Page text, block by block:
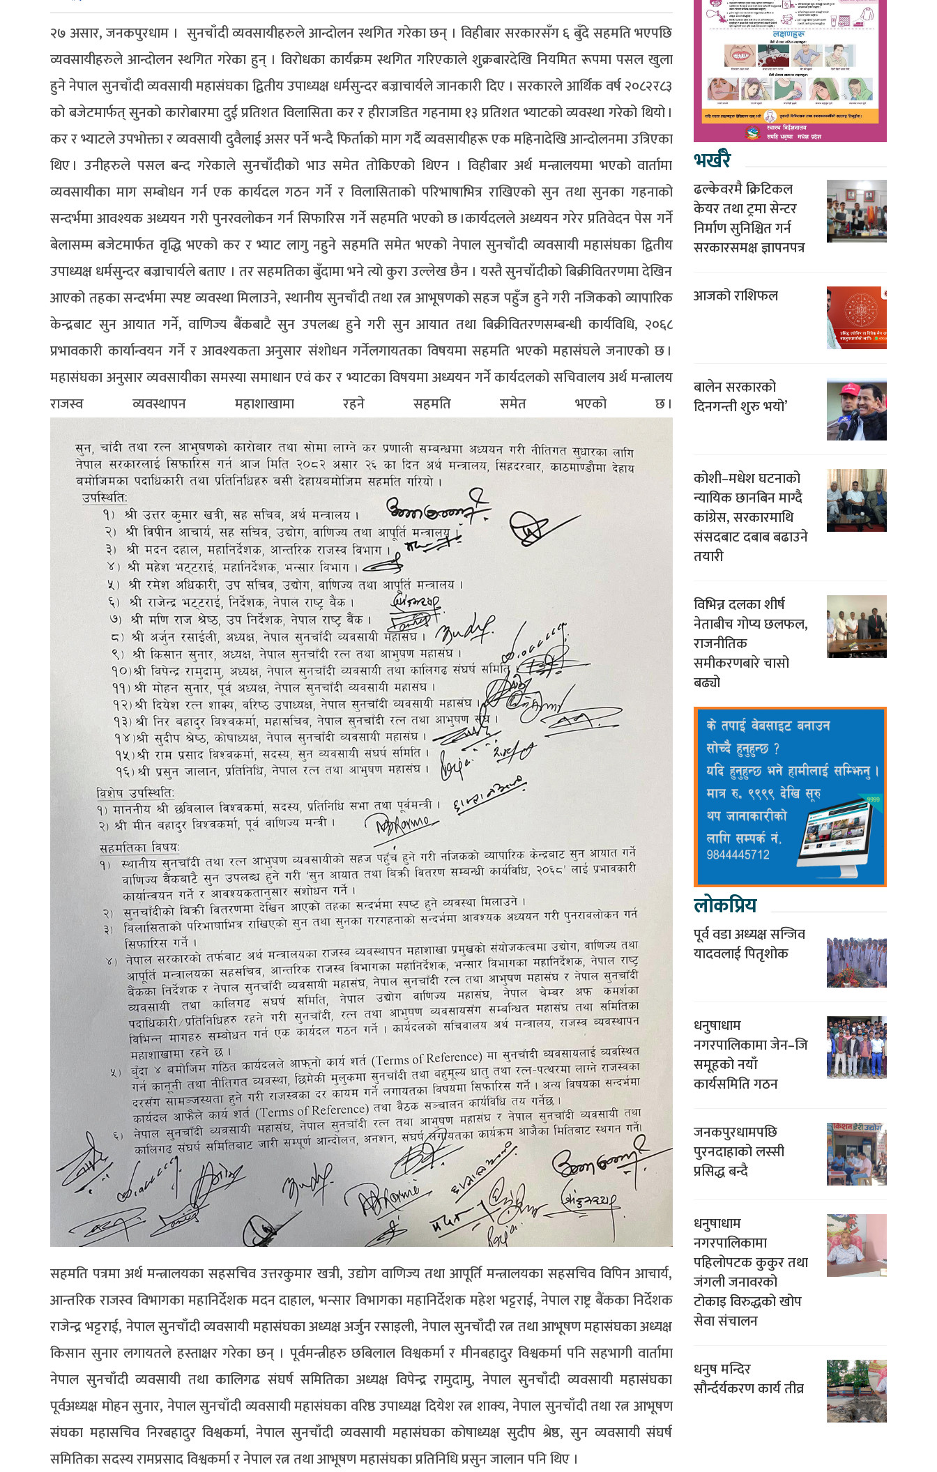
२७ असार, जनकपुरधाम । सुनचाँदी व्यवसायीहरुले आन्दोलन स्थगित गरेका छन् । विहीबार सरकारसँग ६ बुँदे सहमति भएपछि
व्यवसायीहरुले आन्दोलन स्थगित गरेका हुन् । विरोधका कार्यक्रम स्थगित गरिएकाले शुक्रबारदेखि नियमित रूपमा पसल खुला
हुने नेपाल सुनचाँदी व्यवसायी महासंघका द्वितीय उपाध्यक्ष धर्मसुन्दर बज्राचार्यले जानकारी दिए । सरकारले आर्थिक वर्ष २०८२र८३
को बजेटमार्फत् सुनको कारोबारमा दुई प्रतिशत विलासिता कर र हीराजडित गहनामा १३ प्रतिशत भ्याटको व्यवस्था गरेको थियो ।
कर र भ्याटले उपभोक्ता र व्यवसायी दुवैलाई असर पर्ने भन्दै फिर्ताको माग गर्दै व्यवसायीहरू एक महिनादेखि आन्दोलनमा उत्रिएका
थिए । उनीहरुले पसल बन्द गरेकाले सुनचाँदीको भाउ समेत तोकिएको थिएन । विहीबार अर्थ मन्त्रालयमा भएको वार्तामा
व्यवसायीका माग सम्बोधन गर्न एक कार्यदल गठन गर्ने र विलासिताको परिभाषाभित्र राखिएको सुन तथा सुनका गहनाको
सन्दर्भमा आवश्यक अध्ययन गरी पुनरवलोकन गर्न सिफारिस गर्ने सहमति भएको छ ।कार्यदलले अध्ययन गरेर प्रतिवेदन पेस गर्ने
बेलासम्म बजेटमार्फत वृद्धि भएको कर र भ्याट लागु नहुने सहमति समेत भएको नेपाल सुनचाँदी व्यवसायी महासंघका द्वितीय
उपाध्यक्ष धर्मसुन्दर बज्राचार्यले बताए । तर सहमतिका बुँदामा भने त्यो कुरा उल्लेख छैन । यस्तै सुनचाँदीको बिक्रीवितरणमा देखिन
आएको तहका सन्दर्भमा स्पष्ट व्यवस्था मिलाउने, स्थानीय सुनचाँदी तथा रत्न आभूषणको सहज पहुँज हुने गरी नजिकको व्यापारिक
केन्द्रबाट सुन आयात गर्ने, वाणिज्य बैंकबाटै सुन उपलब्ध हुने गरी सुन आयात तथा बिक्रीवितरणसम्बन्धी कार्यविधि, २०६८
प्रभावकारी कार्यान्वयन गर्ने र आवश्यकता अनुसार संशोधन गर्नेलगायतका विषयमा सहमति भएको महासंघले जनाएको छ ।
महासंघका अनुसार व्यवसायीका समस्या समाधान एवं कर र भ्याटका विषयमा अध्ययन गर्ने कार्यदलको सचिवालय अर्थ मन्त्रालय
राजस्व व्यवस्थापन महाशाखामा रहने सहमति समेत भएको छ ।
सहमति पत्रमा अर्थ मन्त्रालयका सहसचिव उत्तरकुमार खत्री, उद्योग वाणिज्य तथा आपूर्ति मन्त्रालयका सहसचिव विपिन आचार्य,
आन्तरिक राजस्व विभागका महानिर्देशक मदन दाहाल, भन्सार विभागका महानिर्देशक महेश भट्टराई, नेपाल राष्ट्र बैंकका निर्देशक
राजेन्द्र भट्टराई, नेपाल सुनचाँदी व्यवसायी महासंघका अध्यक्ष अर्जुन रसाइली, नेपाल सुनचाँदी रत्न तथा आभूषण महासंघका अध्यक्ष
किसान सुनार लगायतले हस्ताक्षर गरेका छन् । पूर्वमन्त्रीहरु छबिलाल विश्वकर्मा र मीनबहादुर विश्वकर्मा पनि सहभागी वार्तामा
नेपाल सुनचाँदी व्यवसायी तथा कालिगढ संघर्ष समितिका अध्यक्ष विपेन्द्र रामुदामु, नेपाल सुनचाँदी व्यवसायी महासंघका
पूर्वअध्यक्ष मोहन सुनार, नेपाल सुनचाँदी व्यवसायी महासंघका वरिष्ठ उपाध्यक्ष दियेश रत्न शाक्य, नेपाल सुनचाँदी तथा रत्न आभूषण
संघका महासचिव निरबहादुर विश्वकर्मा, नेपाल सुनचाँदी व्यवसायी महासंघका कोषाध्यक्ष सुदीप श्रेष्ठ, सुन व्यवसायी संघर्ष
समितिका सदस्य रामप्रसाद विश्वकर्मा र नेपाल रत्न तथा आभूषण महासंघका प्रतिनिधि प्रसुन जालान पनि थिए ।
भर्खरै
ढल्केवरमै क्रिटिकल
केयर तथा ट्रमा सेन्टर
निर्माण सुनिश्चित गर्न
सरकारसमक्ष ज्ञापनपत्र
आजको राशिफल
बालेन सरकारको
दिनगन्ती शुरु भयो’
कोशी–मधेश घटनाको
न्यायिक छानबिन माग्दै
कांग्रेस, सरकारमाथि
संसदबाट दबाब बढाउने
तयारी
विभिन्न दलका शीर्ष
नेताबीच गोप्य छलफल,
राजनीतिक
समीकरणबारे चासो
बढ्यो
लोकप्रिय
पूर्व वडा अध्यक्ष सन्जिव
यादवलाई पितृशोक
धनुषाधाम
नगरपालिकामा जेन–जि
समूहको नयाँ
कार्यसमिति गठन
जनकपुरधामपछि
पुरनदाहाको लस्सी
प्रसिद्ध बन्दै
धनुषाधाम
नगरपालिकामा
पहिलोपटक कुकुर तथा
जंगली जनावरको
टोकाइ विरुद्धको खोप
सेवा संचालन
धनुष मन्दिर
सौर्न्दर्यकरण कार्य तीव्र